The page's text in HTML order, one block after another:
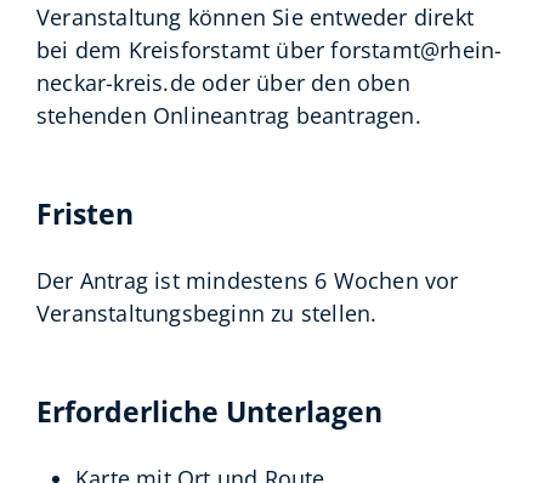
Veranstaltung können Sie entweder direkt
bei dem Kreisforstamt über forstamt@rhein-
neckar-kreis.de oder über den oben
stehenden Onlineantrag beantragen.
Fristen
Der Antrag ist mindestens 6 Wochen vor
Veranstaltungsbeginn zu stellen.
Erforderliche Unterlagen